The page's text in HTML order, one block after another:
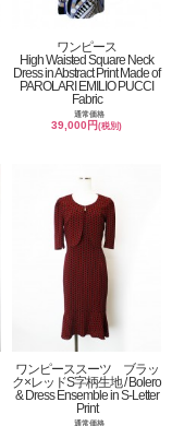
ワンピース
High Waisted Square Neck
Dress in Abstract Print Made of
PAROLARI EMILIO PUCCI
Fabric
通常価格
39,000円(税別)
ワンピーススーツ ブラッ
ク×レッドS字柄生地 / Bolero
& Dress Ensemble in S-Letter
Print
通常価格